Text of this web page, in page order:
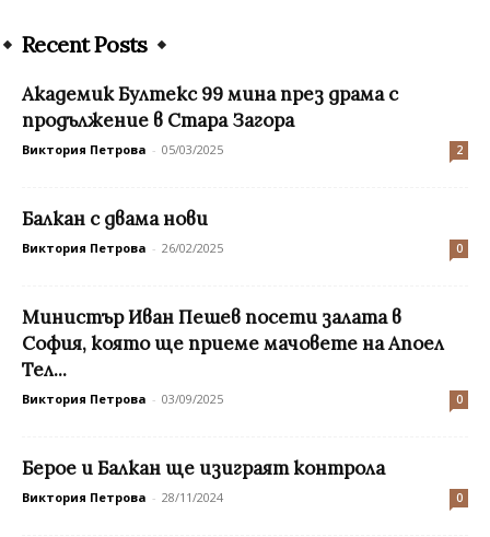
Recent Posts
Академик Бултекс 99 мина през драма с
продължение в Стара Загора
Виктория Петрова - 05/03/2025 2
Балкан с двама нови
Виктория Петрова - 26/02/2025 0
Mинистър Иван Пешев посети залата в
София, която ще приеме мачовете на Апоел
Тел...
Виктория Петрова - 03/09/2025 0
Берое и Балкан ще изиграят контрола
Виктория Петрова - 28/11/2024 0